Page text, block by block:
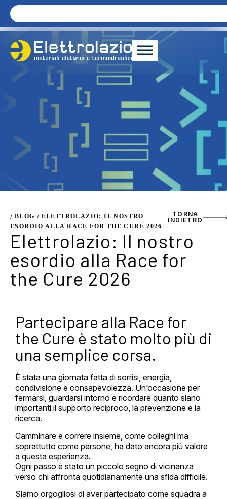
/ BLOG / ELETTROLAZIO: IL NOSTRO
ESORDIO ALLA RACE FOR THE CURE 2026
TORNA
INDIETRO
Elettrolazio: Il nostro
esordio alla Race for
the Cure 2026
Partecipare alla Race for
the Cure è stato molto più di
una semplice corsa.
È stata una giornata fatta di sorrisi, energia,
condivisione e consapevolezza. Un’occasione per
fermarsi, guardarsi intorno e ricordare quanto siano
importanti il supporto reciproco, la prevenzione e la
ricerca.
Camminare e correre insieme, come colleghi ma
soprattutto come persone, ha dato ancora più valore
a questa esperienza.
Ogni passo è stato un piccolo segno di vicinanza
verso chi affronta quotidianamente una sfida difficile.
Siamo orgogliosi di aver partecipato come squadra a